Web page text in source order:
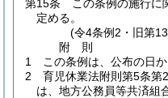
第15条
この条例の施行に
定める。
(令4条例2・旧第
附 則
1
この条例は、公布の日か
2
育児休業法附則第5条第
は、地方公務員等共済組